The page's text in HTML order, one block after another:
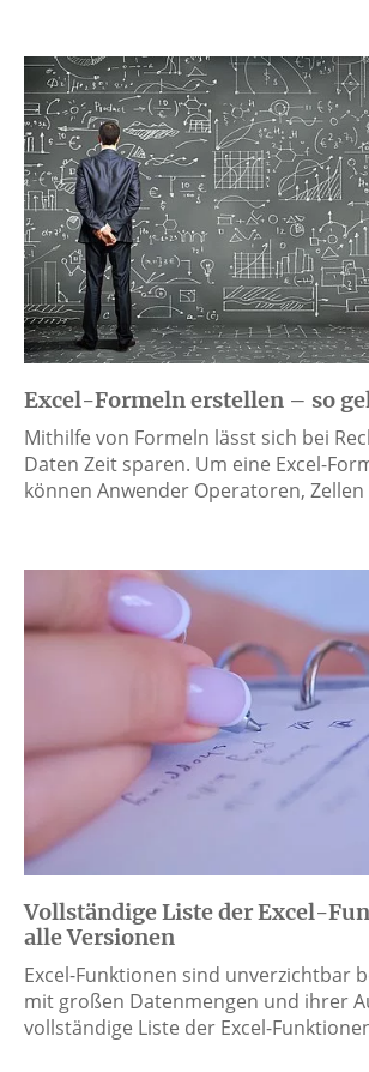
Excel-Formeln erstellen – so
Mithilfe von Formeln lässt sich bei
Daten Zeit sparen. Um eine Excel-
können Anwender Operatoren,
Vollständige Liste der Excel-
alle Versionen
Excel-Funktionen sind unverzichtbar
mit großen Datenmengen und ihrer
vollständige Liste der Excel-